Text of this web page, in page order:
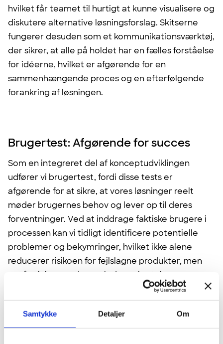
Samtykke Detaljer Om
hvilket får teamet til hurtigt at kunne visualisere og
diskutere alternative løsningsforslag. Skitserne
fungerer desuden som et kommunikationsværktøj,
der sikrer, at alle på holdet har en fælles forståelse
for idéerne, hvilket er afgørende for en
sammenhængende proces og en efterfølgende
forankring af løsningen.
Brugertest: Afgørende for succes
Som en integreret del af konceptudviklingen
udfører vi brugertest, fordi disse tests er
afgørende for at sikre, at vores løsninger reelt
møder brugernes behov og lever op til deres
forventninger. Ved at inddrage faktiske brugere i
processen kan vi tidligt identificere potentielle
problemer og bekymringer, hvilket ikke alene
reducerer risikoen for fejlslagne produkter, men
også minimerer de samlede omkostninger
forbundet med redesign og tilpasninger senere i
forløbet.
Brugerfeedback er uvurderlig; den hjælper os ikke